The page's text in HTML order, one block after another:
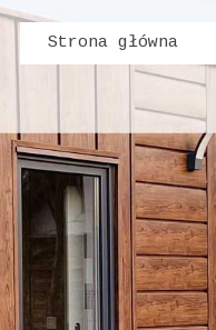
Strona główna